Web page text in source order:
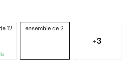
12 ensemble de 2
+3